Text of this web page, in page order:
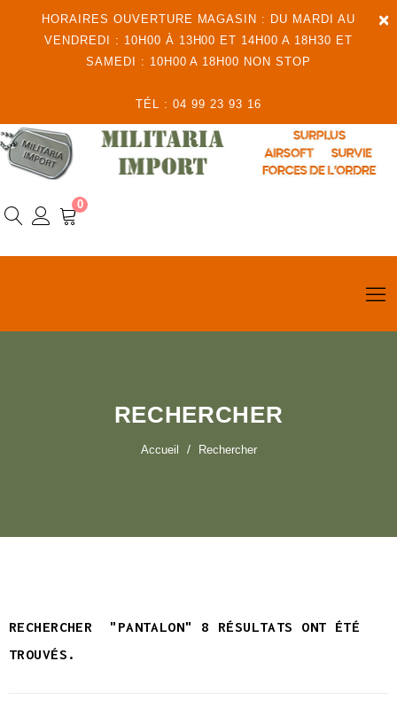
×
HORAIRES OUVERTURE MAGASIN : DU MARDI AU
VENDREDI : 10H00 À 13H00 ET 14H00 A 18H30 ET
SAMEDI : 10H00 A 18H00 NON STOP
TÉL : 04 99 23 93 16
0
RECHERCHER
Accueil Rechercher
RECHERCHER "PANTALON" 8 RÉSULTATS ONT ÉTÉ
TROUVÉS.